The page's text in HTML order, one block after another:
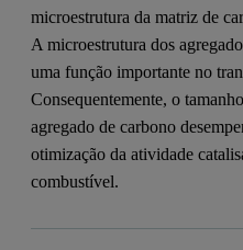
microestrutura da matriz de
A microestrutura dos
uma função importante no
Consequentemente, o
agregado de carbono
otimização da atividade
combustível.